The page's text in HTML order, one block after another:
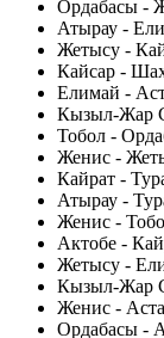
Ордабасы -
Атырау -
Жетысу -
Кайсар -
Елимай -
Кызыл-Жар
Тобол -
Женис -
Кайрат -
Атырау -
Женис -
Актобе -
Жетысу -
Кызыл-Жар
Женис -
Ордабасы -